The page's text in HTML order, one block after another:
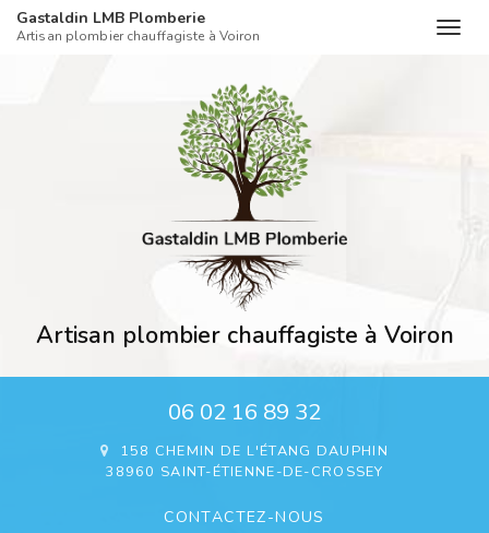
Gastaldin LMB Plomberie
Artisan plombier chauffagiste à Voiron
Artisan plombier chauffagiste à Voiron
06 02 16 89 32
158 CHEMIN DE L'ÉTANG DAUPHIN
38960 SAINT-ÉTIENNE-DE-CROSSEY
CONTACTEZ-NOUS